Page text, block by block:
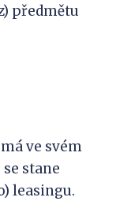
předmětu
ve svém
stane
leasingu.